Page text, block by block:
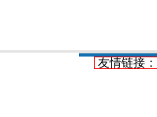
友情链接：